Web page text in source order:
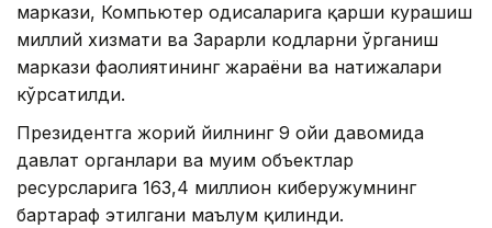
маркази, Компьютер ҳодисаларига қарши курашиш
миллий хизмати ва Зарарли кодларни ўрганиш
маркази фаолиятининг жараёни ва натижалари
кўрсатилди.
Президентга жорий йилнинг 9 ойи давомида
давлат органлари ва муҳим объектлар
ресурсларига 163,4 миллион киберҳужумнинг
бартараф этилгани маълум қилинди.